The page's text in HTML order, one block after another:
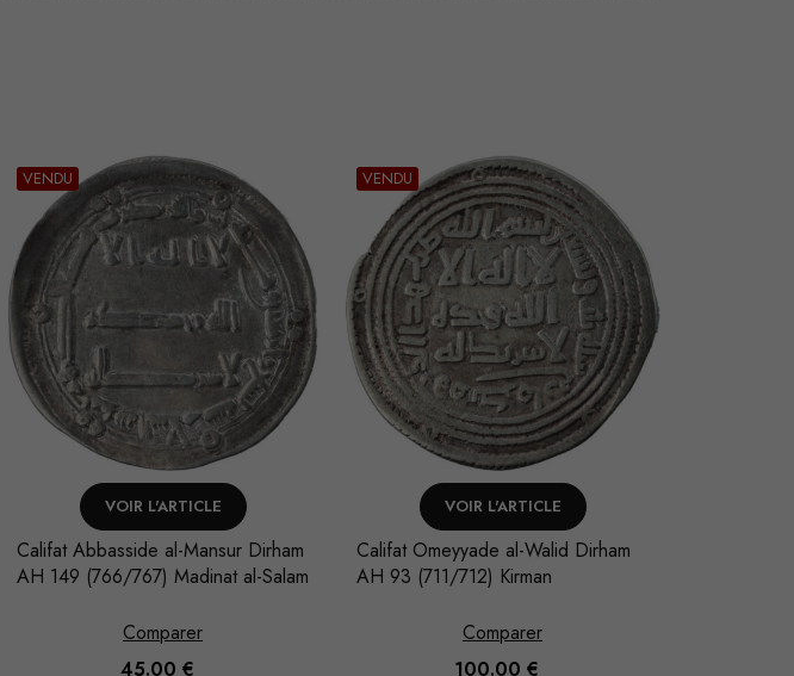
VENDU
VOIR L'ARTICLE
Califat Abbasside al-Mansur Dirham
AH 149 (766/767) Madinat al-Salam
Comparer
45.00 €
VENDU
VOIR L'ARTICLE
Califat Omeyyade al-Walid Dirham
AH 93 (711/712) Kirman
Comparer
100.00 €